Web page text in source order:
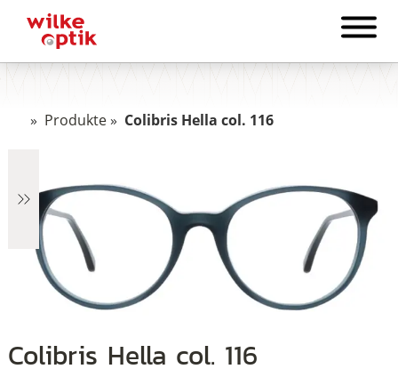
» Produkte» Colibris Hella col. 116
Colibris Hella col. 116
759